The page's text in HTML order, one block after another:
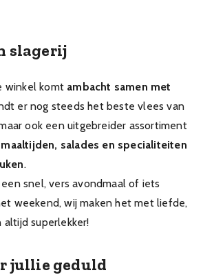
slagerij
winkel komt ambacht samen met
er nog steeds het beste vlees van
ook een uitgebreider assortiment
salades en specialiteiten
.
snel, vers avondmaal of iets
weekend, wij maken het met liefde,
altijd superlekker!
jullie geduld